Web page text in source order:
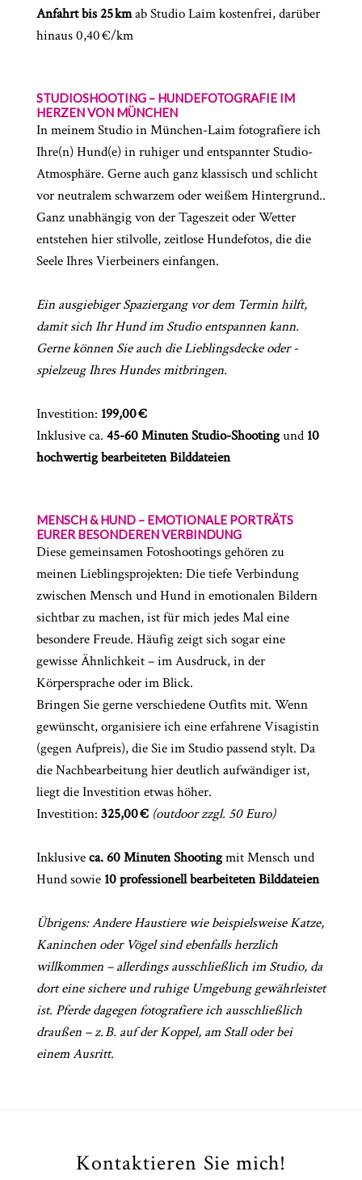
Anfahrt bis 25 kmab Studio Laim kostenfrei, darüber
hinaus 0,40 €/km
STUDIOSHOOTING – HUNDEFOTOGRAFIE IM
HERZEN VON MÜNCHEN
In meinem Studio in München-Laim fotografiere ich
Ihre(n) Hund(e) in ruhiger und entspannter Studio-
Atmosphäre. Gerne auch ganz klassisch und schlicht
vor neutralem schwarzem oder weißem Hintergrund..
Ganz unabhängig von der Tageszeit oder Wetter
entstehen hier stilvolle, zeitlose Hundefotos, die die
Seele Ihres Vierbeiners einfangen.
Ein ausgiebiger Spaziergang vor dem Termin hilft,
damit sich Ihr Hund im Studio entspannen kann.
Gerne können Sie auch die Lieblingsdecke oder -
spielzeug Ihres Hundes mitbringen.
Investition: 199,00 €
Inklusive ca. 45-60 Minuten Studio-Shootingund 10
hochwertig bearbeiteten Bilddateien
MENSCH & HUND – EMOTIONALE PORTRÄTS
EURER BESONDEREN VERBINDUNG
Diese gemeinsamen Fotoshootings gehören zu
meinen Lieblingsprojekten: Die tiefe Verbindung
zwischen Mensch und Hund in emotionalen Bildern
sichtbar zu machen, ist für mich jedes Mal eine
besondere Freude. Häufig zeigt sich sogar eine
gewisse Ähnlichkeit – im Ausdruck, in der
Körpersprache oder im Blick.
Bringen Sie gerne verschiedene Outfits mit. Wenn
gewünscht, organisiere ich eine erfahrene Visagistin
(gegen Aufpreis), die Sie im Studio passend stylt. Da
die Nachbearbeitung hier deutlich aufwändiger ist,
liegt die Investition etwas höher.
Investition: 325,00 € (outdoor zzgl. 50 Euro)
Inklusiveca. 60 Minuten Shootingmit Mensch und
Hund sowie 10 professionell bearbeiteten Bilddateien
Übrigens: Andere Haustiere wie beispielsweise Katze,
Kaninchen oder Vögel sind ebenfalls herzlich
willkommen – allerdings ausschließlich im Studio, da
dort eine sichere und ruhige Umgebung gewährleistet
ist. Pferde dagegen fotografiere ich ausschließlich
draußen – z. B. auf der Koppel, am Stall oder bei
einem Ausritt.
Kontaktieren Sie mich!